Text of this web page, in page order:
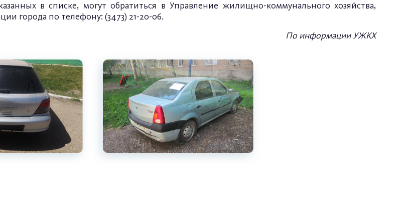
в списке, могут обратиться в Управление жилищно-коммунального хозяйства,
города по телефону: (3473) 21-20-06.
По информации УЖКХ